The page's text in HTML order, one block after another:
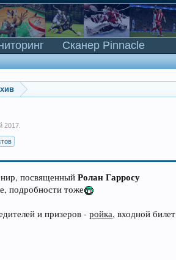
2017
посвященныйРолан Гарросу
подробности тоже
и призеров -ройка, входной билет
Сканер Pinnacle